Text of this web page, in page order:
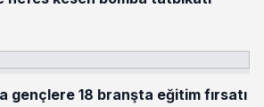
gençlere 18 branşta eğitim fırsatı